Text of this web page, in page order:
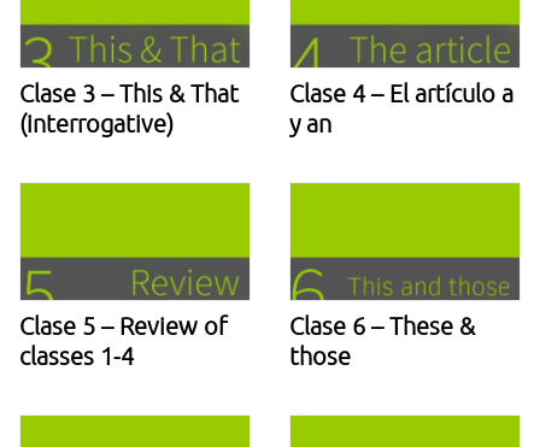
Clase 3 – This & That
(interrogative)
Clase 4 – El artículo a
y an
Clase 5 – Review of
classes 1-4
Clase 6 – These &
those